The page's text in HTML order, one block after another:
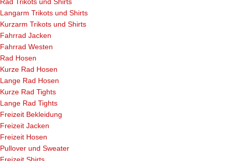
Langarm Trikots und Shirts
Kurzarm Trikots und Shirts
Fahrrad Jacken
Fahrrad Westen
Rad Hosen
Kurze Rad Hosen
Lange Rad Hosen
Kurze Rad Tights
Lange Rad Tights
Freizeit Bekleidung
Freizeit Jacken
Freizeit Hosen
Pullover und Sweater